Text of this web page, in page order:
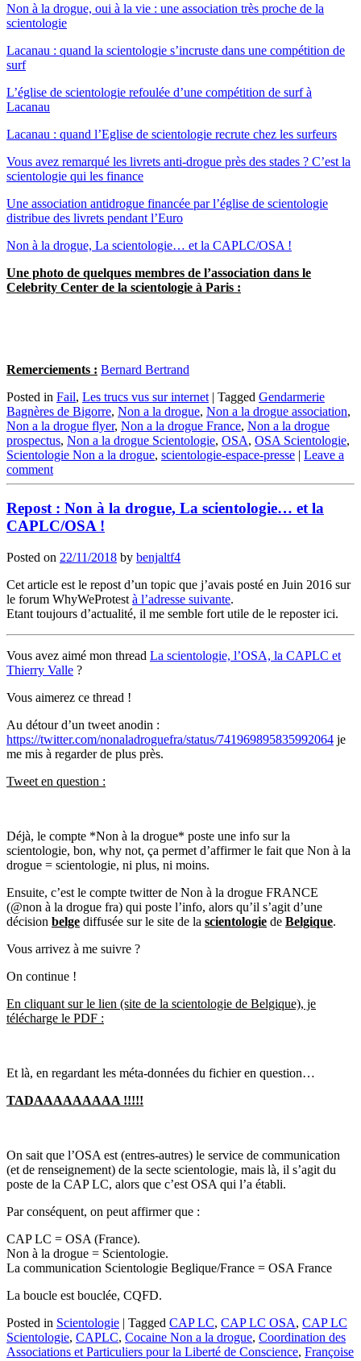
Non à la drogue, oui à la vie : une association très proche de la
scientologie
Lacanau : quand la scientologie s’incruste dans une compétition de
surf
L’église de scientologie refoulée d’une compétition de surf à
Lacanau
Lacanau : quand l’Eglise de scientologie recrute chez les surfeurs
Vous avez remarqué les livrets anti-drogue près des stades ? C’est la
scientologie qui les finance
Une association antidrogue financée par l’église de scientologie
distribue des livrets pendant l’Euro
Non à la drogue, La scientologie… et la CAPLC/OSA !
Une photo de quelques membres de l’association dans le
Celebrity Center de la scientologie à Paris :
Remerciements : Bernard Bertrand
Posted in Fail, Les trucs vus sur internet | Tagged Gendarmerie
Bagnères de Bigorre, Non a la drogue, Non a la drogue association,
Non a la drogue flyer, Non a la drogue France, Non a la drogue
prospectus, Non a la drogue Scientologie, OSA, OSA Scientologie,
Scientologie Non a la drogue, scientologie-espace-presse | Leave a
comment
Repost : Non à la drogue, La scientologie… et la
CAPLC/OSA !
Posted on 22/11/2018 by benjaltf4
Cet article est le repost d’un topic que j’avais posté en Juin 2016 sur
le forum WhyWeProtest à l’adresse suivante.
Etant toujours d’actualité, il me semble fort utile de le reposter ici.
Vous avez aimé mon thread La scientologie, l’OSA, la CAPLC et
Thierry Valle ?
Vous aimerez ce thread !
Au détour d’un tweet anodin :
https://twitter.com/nonaladroguefra/status/741969895835992064 je
me mis à regarder de plus près.
Tweet en question :
Déjà, le compte *Non à la drogue* poste une info sur la
scientologie, bon, why not, ça permet d’affirmer le fait que Non à la
drogue = scientologie, ni plus, ni moins.
Ensuite, c’est le compte twitter de Non à la drogue FRANCE
(@non à la drogue fra) qui poste l’info, alors qu’il s’agit d’une
décision belge diffusée sur le site de la scientologie de Belgique.
Vous arrivez à me suivre ?
On continue !
En cliquant sur le lien (site de la scientologie de Belgique), je
télécharge le PDF :
Et là, en regardant les méta-données du fichier en question…
TADAAAAAAAAA !!!!!
On sait que l’OSA est (entres-autres) le service de communication
(et de renseignement) de la secte scientologie, mais là, il s’agit du
poste de la CAP LC, alors que c’est OSA qui l’a établi.
Par conséquent, on peut affirmer que :
CAP LC = OSA (France).
Non à la drogue = Scientologie.
La communication Scientologie Beglique/France = OSA France
La boucle est bouclée, CQFD.
Posted in Scientologie | Tagged CAP LC, CAP LC OSA, CAP LC
Scientologie, CAPLC, Cocaine Non a la drogue, Coordination des
Associations et Particuliers pour la Liberté de Conscience, Françoise